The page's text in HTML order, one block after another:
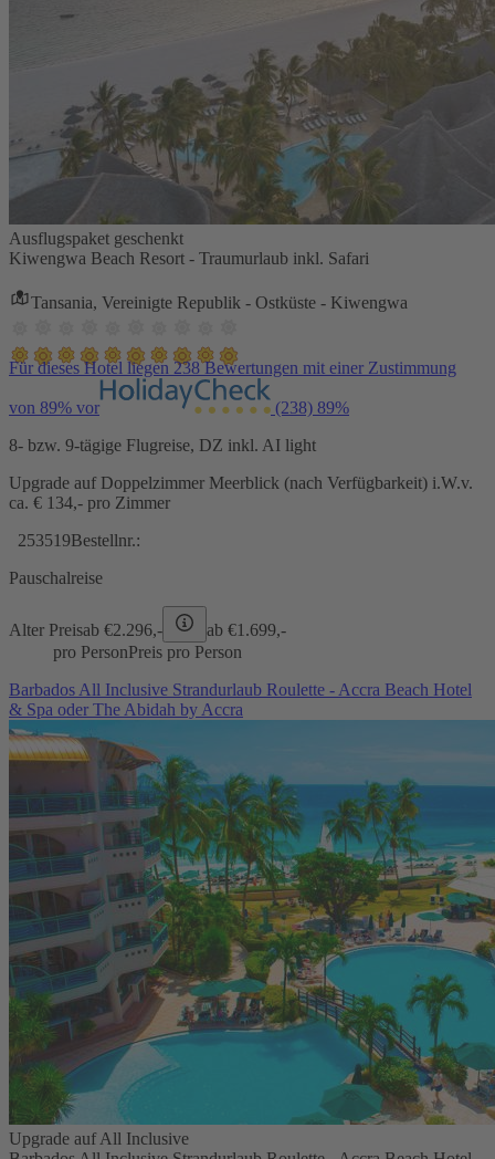
Ausflugspaket geschenkt
Kiwengwa Beach Resort - Traumurlaub inkl. Safari
Tansania, Vereinigte Republik - Ostküste - Kiwengwa
Für dieses Hotel liegen 238 Bewertungen mit einer Zustimmung
von 89% vor (238) 89%
8- bzw. 9-tägige Flugreise, DZ inkl. AI light
Upgrade auf Doppelzimmer Meerblick (nach Verfügbarkeit) i.W.v.
ca. € 134,- pro Zimmer
253519Bestellnr.:
Pauschalreise
Alter Preisab €2.296,- ab €1.699,-
pro PersonPreis pro Person
Barbados All Inclusive Strandurlaub Roulette - Accra Beach Hotel
& Spa oder The Abidah by Accra
Upgrade auf All Inclusive